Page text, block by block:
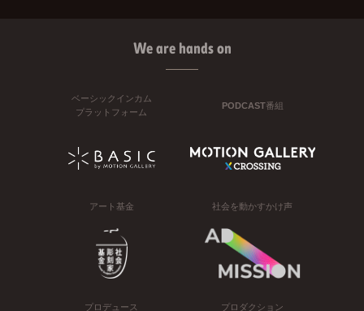
We are hands on
ベーシックインカム
プラットフォーム
PODCAST番組
アート基金 社会を動かすかけ声
プロデュース プロダクション